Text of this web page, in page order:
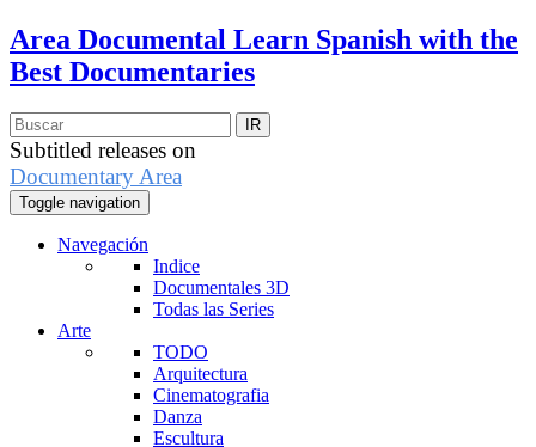
Area Documental Learn Spanish with the
Best Documentaries
Subtitled releases on
Documentary Area
Toggle navigation
Navegación
Indice
Documentales 3D
Todas las Series
Arte
TODO
Arquitectura
Cinematografia
Danza
Escultura